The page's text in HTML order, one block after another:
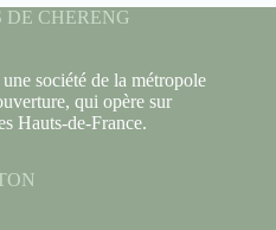
DE CHERENG
société de la métropole
qui opère sur
Hauts-de-France.